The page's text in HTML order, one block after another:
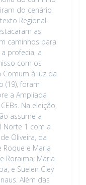
do cenário
Regional.
as
caminhos para
profecia, a
com os
Comum à luz da
(19), foram
a Ampliada
Na eleição,
assume a
Norte 1 com a
Oliveira, da
Roque e Maria
Roraima; Maria
e Suelen Cley
Além das